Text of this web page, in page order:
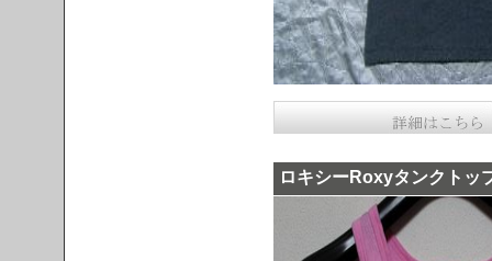
ロキシーRoxyタンクトッ